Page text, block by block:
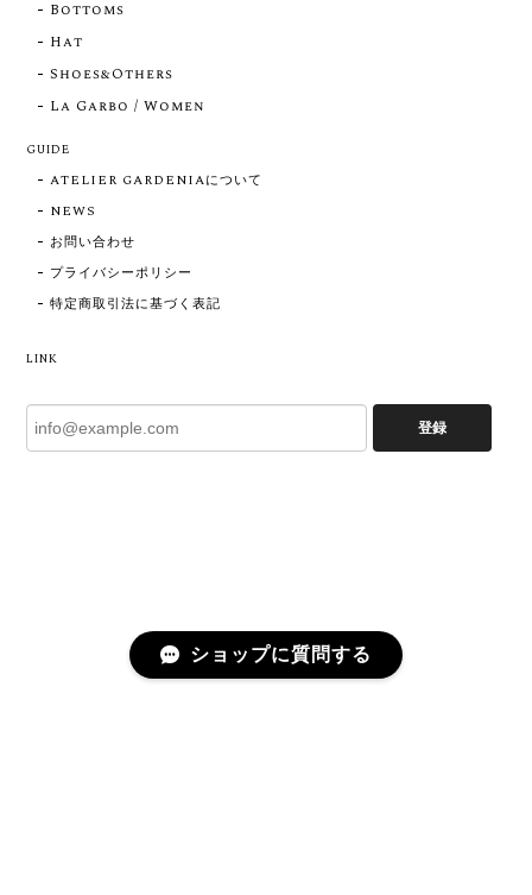
Bottoms
Hat
Shoes&Others
La Garbo / Women
GUIDE
ATELIER GARDENIAについて
NEWS
お問い合わせ
プライバシーポリシー
特定商取引法に基づく表記
LINK
登録
ショップに質問する